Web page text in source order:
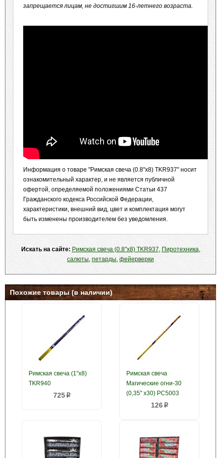
запрещается лицам, не достигшим 16-летнего возраста.
Информация о товаре "Римская свеча (0.8"x8) TKR937" носит
ознакомительный характер, и не является публичной
офертой, определяемой положениями Статьи 437
Гражданского кодекса Российской Федерации,
характеристики, внешний вид, цвет и комплектация могут
быть изменены производителем без уведомления.
Искать на сайте: Римская свеча (0.8"x8) TKR937, Пиротехника,
салюты, петарды, фейерверки
Похожие товары (в наличии)
Римская свеча (1"x8)
TKR940
725p
Римская свеча
Магические огни-30
(0,35" x30) РС5003
126p